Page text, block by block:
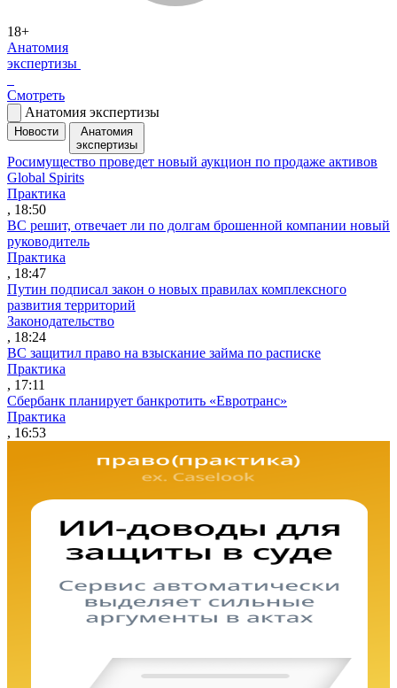
18+
Анатомия
экспертизы
Смотреть
Анатомия экспертизы
Новости
Анатомия
экспертизы
Росимущество проведет новый аукцион по продаже активов
Global Spirits
Практика
, 18:50
ВС решит, отвечает ли по долгам брошенной компании новый
руководитель
Практика
, 18:47
Путин подписал закон о новых правилах комплексного
развития территорий
Законодательство
, 18:24
ВС защитил право на взыскание займа по расписке
Практика
, 17:11
Сбербанк планирует банкротить «Евротранс»
Практика
, 16:53